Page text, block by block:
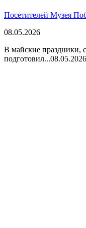
Посетителей Музея
08.05.2026
В майские праздники,
подготовил...08.05.2026